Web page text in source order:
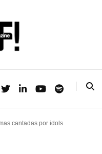
cantadas por idols